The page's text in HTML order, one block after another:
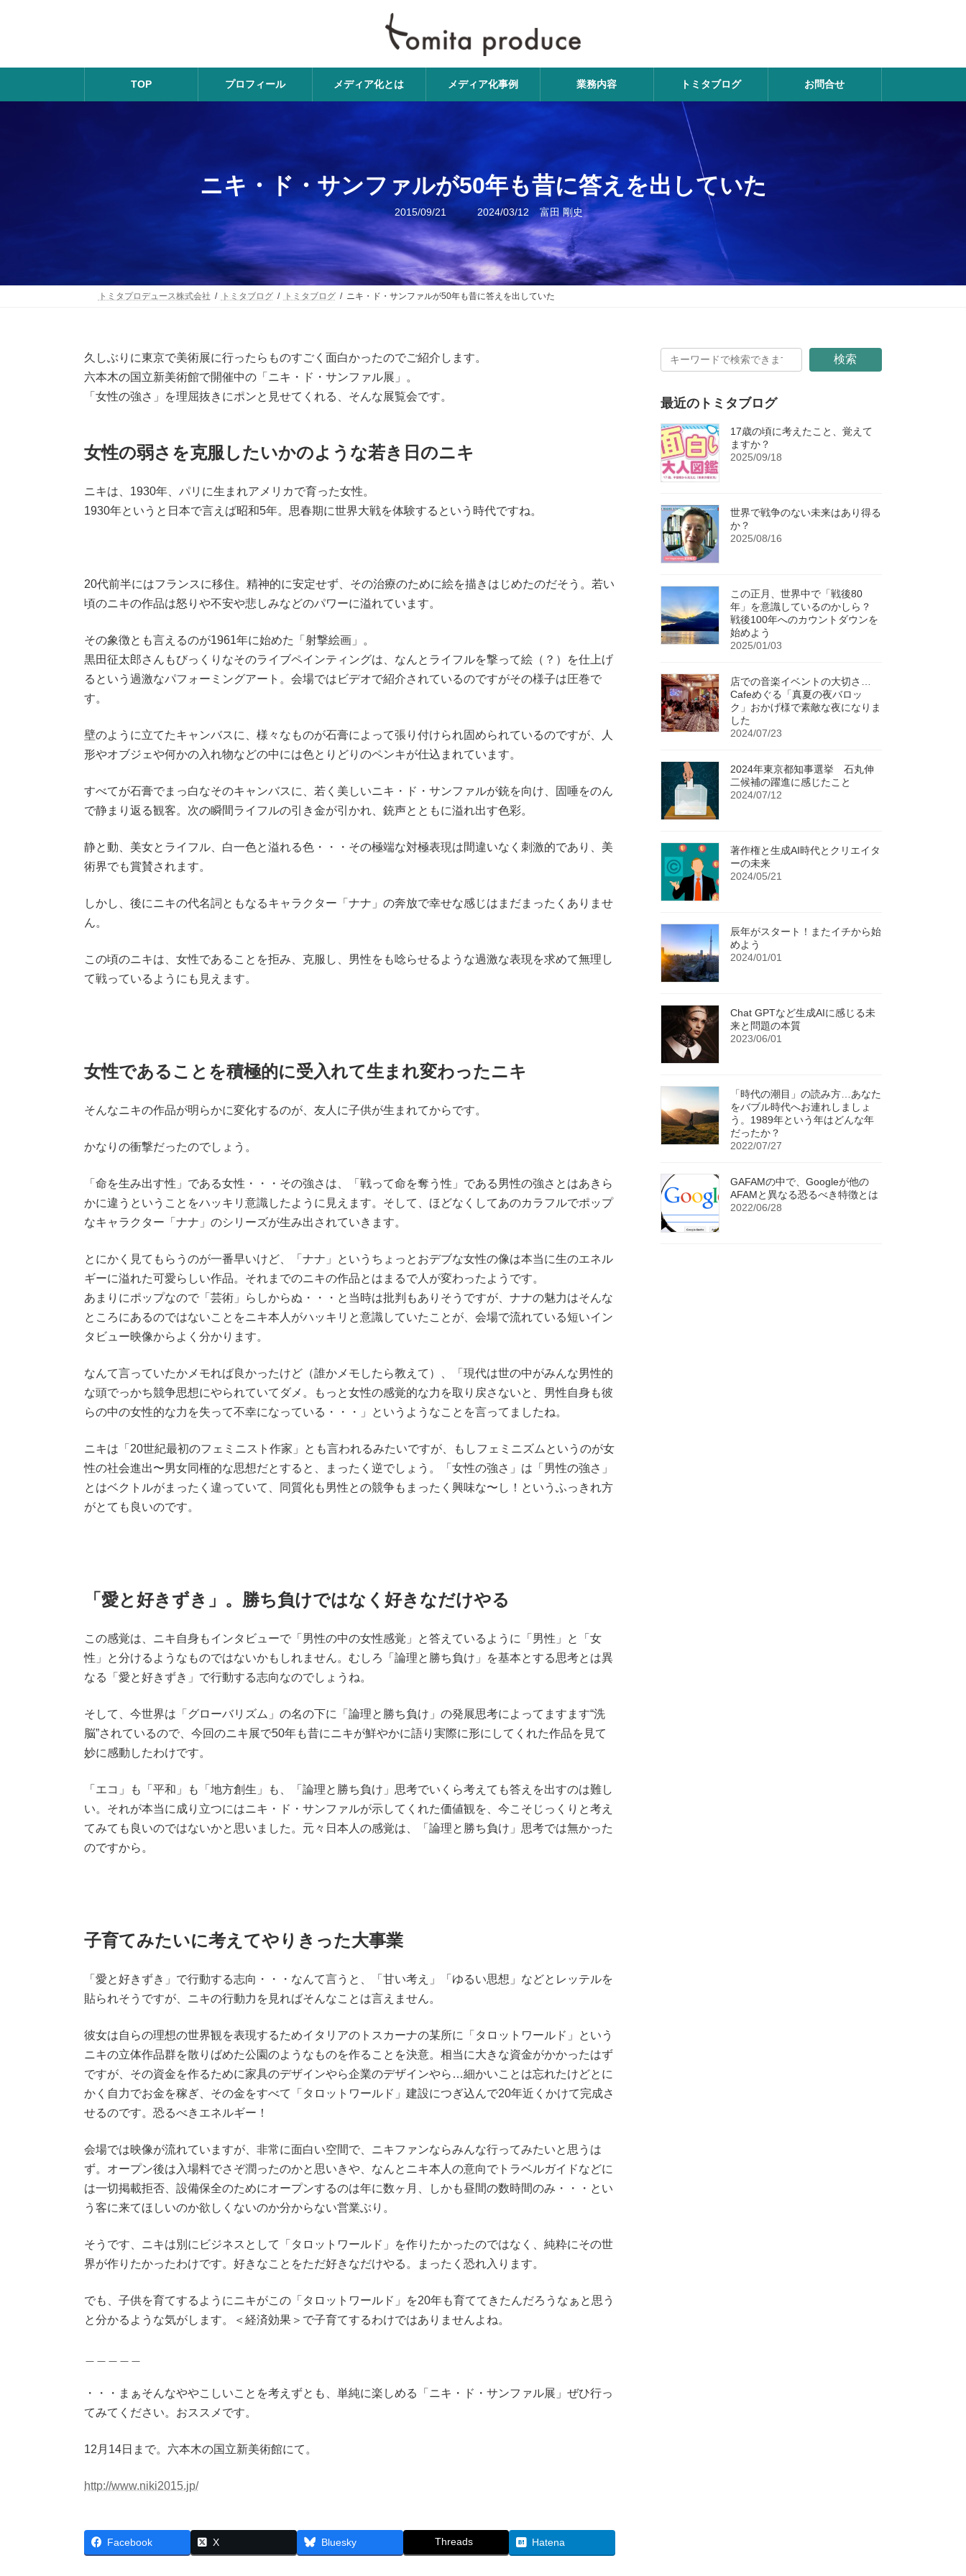
ツ
シ
TOP プロフィール メディア化とは メディア化事例 業務内容 トミタブログ お問合せ
ニキ・ド・サンファルが50年も昔に答えを出していた
2015/09/21
最
更
新
日
時
:
2024/03/12 富田 剛史
トミタプロデュース株式会社 トミタブログ トミタブログ ニキ・ド・サンファルが50年も昔に答えを出していた
久しぶりに東京で美術展に行ったらものすごく面白かったのでご紹介します。
六本木の国立新美術館で開催中の「ニキ・ド・サンファル展」。
「女性の強さ」を理屈抜きにポンと見せてくれる、そんな展覧会です。
女性の弱さを克服したいかのような若き日のニキ
ニキは、1930年、パリに生まれアメリカで育った女性。
1930年というと日本で言えば昭和5年。思春期に世界大戦を体験するという時代ですね。
20代前半にはフランスに移住。精神的に安定せず、その治療のために絵を描きはじめたのだそう。若い
頃のニキの作品は怒りや不安や悲しみなどのパワーに溢れています。
その象徴とも言えるのが1961年に始めた「射撃絵画」。
黒田征太郎さんもびっくりなそのライブペインティングは、なんとライフルを撃って絵（？）を仕上げ
るという過激なパフォーミングアート。会場ではビデオで紹介されているのですがその様子は圧巻で
す。
壁のように立てたキャンバスに、様々なものが石膏によって張り付けられ固められているのですが、人
形やオブジェや何かの入れ物などの中には色とりどりのペンキが仕込まれています。
すべてが石膏でまっ白なそのキャンバスに、若く美しいニキ・ド・サンファルが銃を向け、固唾をのん
で静まり返る観客。次の瞬間ライフルの引き金が引かれ、銃声とともに溢れ出す色彩。
静と動、美女とライフル、白一色と溢れる色・・・その極端な対極表現は間違いなく刺激的であり、美
術界でも賞賛されます。
しかし、後にニキの代名詞ともなるキャラクター「ナナ」の奔放で幸せな感じはまだまったくありませ
ん。
この頃のニキは、女性であることを拒み、克服し、男性をも唸らせるような過激な表現を求めて無理し
て戦っているようにも見えます。
女性であることを積極的に受入れて生まれ変わったニキ
そんなニキの作品が明らかに変化するのが、友人に子供が生まれてからです。
かなりの衝撃だったのでしょう。
「命を生み出す性」である女性・・・その強さは、「戦って命を奪う性」である男性の強さとはあきら
かに違うということをハッキリ意識したように見えます。そして、ほどなくしてあのカラフルでポップ
なキャラクター「ナナ」のシリーズが生み出されていきます。
とにかく見てもらうのが一番早いけど、「ナナ」というちょっとおデブな女性の像は本当に生のエネル
ギーに溢れた可愛らしい作品。それまでのニキの作品とはまるで人が変わったようです。
あまりにポップなので「芸術」らしからぬ・・・と当時は批判もありそうですが、ナナの魅力はそんな
ところにあるのではないことをニキ本人がハッキリと意識していたことが、会場で流れている短いイン
タビュー映像からよく分かります。
なんて言っていたかメモれば良かったけど（誰かメモしたら教えて）、「現代は世の中がみんな男性的
な頭でっかち競争思想にやられていてダメ。もっと女性の感覚的な力を取り戻さないと、男性自身も彼
らの中の女性的な力を失って不幸になっている・・・」というようなことを言ってましたね。
ニキは「20世紀最初のフェミニスト作家」とも言われるみたいですが、もしフェミニズムというのが女
性の社会進出〜男女同権的な思想だとすると、まったく逆でしょう。「女性の強さ」は「男性の強さ」
とはベクトルがまったく違っていて、同質化も男性との競争もまったく興味な〜し！というふっきれ方
がとても良いのです。
「愛と好きずき」。勝ち負けではなく好きなだけやる
この感覚は、ニキ自身もインタビューで「男性の中の女性感覚」と答えているように「男性」と「女
性」と分けるようなものではないかもしれません。むしろ「論理と勝ち負け」を基本とする思考とは異
なる「愛と好きずき」で行動する志向なのでしょうね。
そして、今世界は「グローバリズム」の名の下に「論理と勝ち負け」の発展思考によってますます“洗
脳”されているので、今回のニキ展で50年も昔にニキが鮮やかに語り実際に形にしてくれた作品を見て
妙に感動したわけです。
「エコ」も「平和」も「地方創生」も、「論理と勝ち負け」思考でいくら考えても答えを出すのは難し
い。それが本当に成り立つにはニキ・ド・サンファルが示してくれた価値観を、今こそじっくりと考え
てみても良いのではないかと思いました。元々日本人の感覚は、「論理と勝ち負け」思考では無かった
のですから。
子育てみたいに考えてやりきった大事業
「愛と好きずき」で行動する志向・・・なんて言うと、「甘い考え」「ゆるい思想」などとレッテルを
貼られそうですが、ニキの行動力を見ればそんなことは言えません。
彼女は自らの理想の世界観を表現するためイタリアのトスカーナの某所に「タロットワールド」という
ニキの立体作品群を散りばめた公園のようなものを作ることを決意。相当に大きな資金がかかったはず
ですが、その資金を作るために家具のデザインやら企業のデザインやら…細かいことは忘れたけどとに
かく自力でお金を稼ぎ、その金をすべて「タロットワールド」建設につぎ込んで20年近くかけて完成さ
せるのです。恐るべきエネルギー！
会場では映像が流れていますが、非常に面白い空間で、ニキファンならみんな行ってみたいと思うは
ず。オープン後は入場料でさぞ潤ったのかと思いきや、なんとニキ本人の意向でトラベルガイドなどに
は一切掲載拒否、設備保全のためにオープンするのは年に数ヶ月、しかも昼間の数時間のみ・・・とい
う客に来てほしいのか欲しくないのか分からない営業ぶり。
そうです、ニキは別にビジネスとして「タロットワールド」を作りたかったのではなく、純粋にその世
界が作りたかったわけです。好きなことをただ好きなだけやる。まったく恐れ入ります。
でも、子供を育てするようにニキがこの「タロットワールド」を20年も育ててきたんだろうなぁと思う
と分かるような気がします。＜経済効果＞で子育てするわけではありませんよね。
・・・まぁそんなややこしいことを考えずとも、単純に楽しめる「ニキ・ド・サンファル展」ぜひ行っ
てみてください。おススメです。
12月14日まで。六本木の国立新美術館にて。
http://www.niki2015.jp/
Facebook X Bluesky Threads Hatena
検索
最近のトミタブログ
17歳の頃に考えたこと、覚えて
ますか？
2025/09/18
世界で戦争のない未来はあり得る
か？
2025/08/16
この正月、世界中で「戦後80
年」を意識しているのかしら？
戦後100年へのカウントダウンを
始めよう
2025/01/03
店での音楽イベントの大切さ…
Cafeめぐる「真夏の夜バロッ
ク」おかげ様で素敵な夜になりま
した
2024/07/23
2024年東京都知事選挙 石丸伸
二候補の躍進に感じたこと
2024/07/12
著作権と生成AI時代とクリエイタ
ーの未来
2024/05/21
辰年がスタート！またイチから始
めよう
2024/01/01
Chat GPTなど生成AIに感じる未
来と問題の本質
2023/06/01
「時代の潮目」の読み方…あなた
をバブル時代へお連れしましょ
う。1989年という年はどんな年
だったか？
2022/07/27
GAFAMの中で、Googleが他の
AFAMと異なる恐るべき特徴とは
2022/06/28